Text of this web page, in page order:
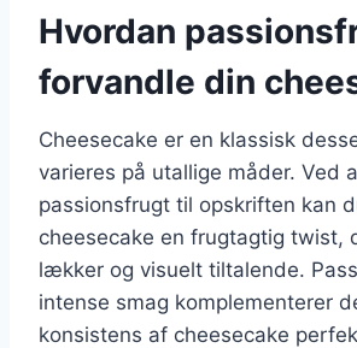
Hvordan
forvandle din
Cheesecake er en klassisk
varieres på utallige måder. Ved
passionsfrugt til opskriften kan
cheesecake en frugtagtig twist,
lækker og visuelt tiltalende.
intense smag komplementerer
konsistens af cheesecake